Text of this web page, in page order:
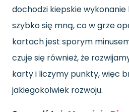
dochodzi kiepskie
szybko się mną, co w grze
kartach jest sporym
czuje się również, że
karty i liczymy punkty, więc
jakiegokolwiek rozwoju.